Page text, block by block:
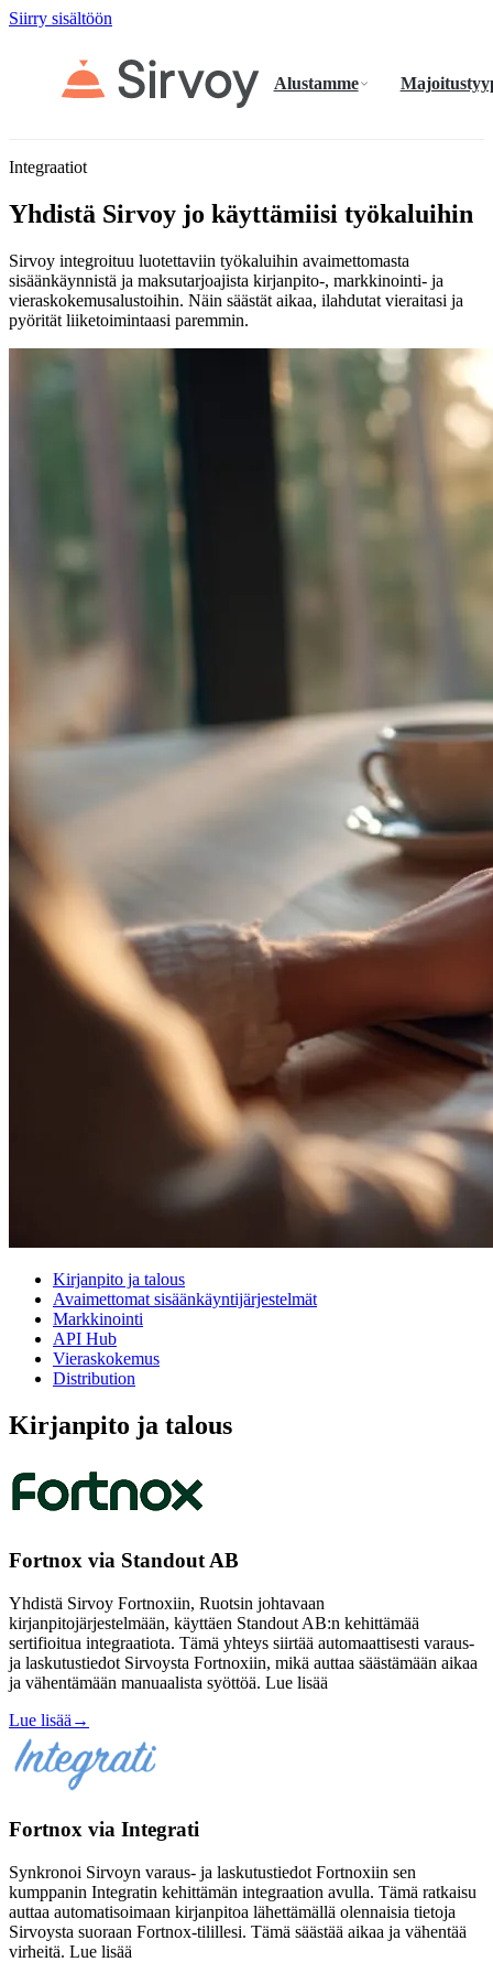
Siirry sisältöön
Alustamme
Integraatiot
Yhdistä Sirvoy jo käyttämiisi työkaluihin
Sirvoy integroituu luotettaviin työkaluihin avaimettomasta
sisäänkäynnistä ja maksutarjoajista kirjanpito-, markkinointi- ja
vieraskokemusalustoihin. Näin säästät aikaa, ilahdutat vieraitasi ja
pyörität liiketoimintaasi paremmin.
Kirjanpito ja talous
Avaimettomat sisäänkäyntijärjestelmät
Markkinointi
API Hub
Vieraskokemus
Distribution
Kirjanpito ja talous
Fortnox via Standout AB
Yhdistä Sirvoy Fortnoxiin, Ruotsin johtavaan
kirjanpitojärjestelmään, käyttäen Standout AB:n kehittämää
sertifioitua integraatiota. Tämä yhteys siirtää automaattisesti varaus-
ja laskutustiedot Sirvoysta Fortnoxiin, mikä auttaa säästämään aikaa
ja vähentämään manuaalista syöttöä. Lue lisää
Lue lisää →
Fortnox via Integrati
Synkronoi Sirvoyn varaus- ja laskutustiedot Fortnoxiin sen
kumppanin Integratin kehittämän integraation avulla. Tämä ratkaisu
auttaa automatisoimaan kirjanpitoa lähettämällä olennaisia tietoja
Sirvoysta suoraan Fortnox-tilillesi. Tämä säästää aikaa ja vähentää
virheitä. Lue lisää